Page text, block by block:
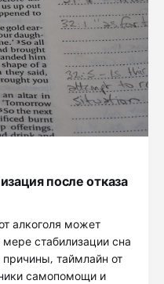
после отказа
алкоголя может
мере стабилизации сна
таймлайн от
самопомощи и